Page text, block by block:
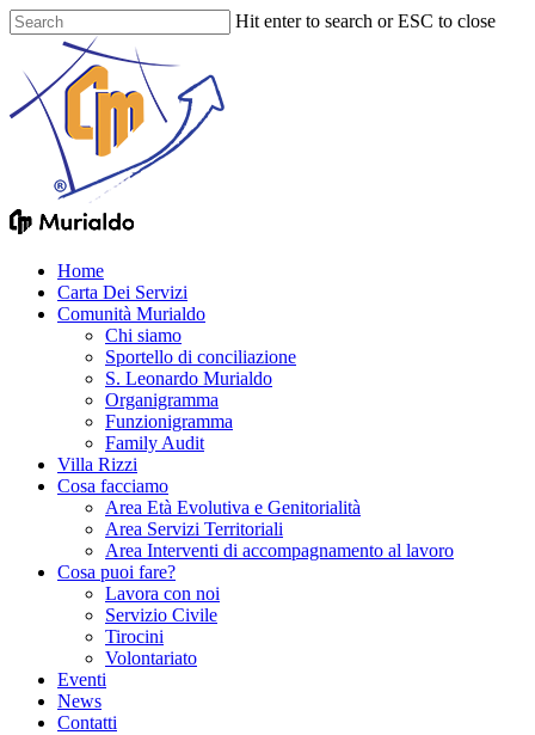
Skip
to
content
Hit enter to search or ESC to close
Menu
Home
Carta Dei Servizi
Comunità Murialdo
Chi siamo
Sportello di conciliazione
S. Leonardo Murialdo
Organigramma
Funzionigramma
Family Audit
Villa Rizzi
Cosa facciamo
Area Età Evolutiva e Genitorialità
Area Servizi Territoriali
Area Interventi di accompagnamento al lavoro
Cosa puoi fare?
Lavora con noi
Servizio Civile
Tirocini
Volontariato
Eventi
News
Contatti